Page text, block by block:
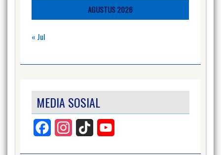
AGUSTUS 2026
« Jul
MEDIA SOSIAL
Facebook InstagramTikTok